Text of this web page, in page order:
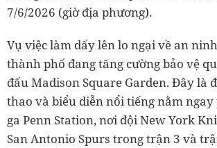
7/6/2026 (giờ địa phương).
Vụ việc làm dấy lên lo ngại về an
thành phố đang tăng cường bảo vệ
đấu Madison Square Garden. Đây là
thao và biểu diễn nổi tiếng nằm
ga Penn Station, nơi đội New York
San Antonio Spurs trong trận 3 và